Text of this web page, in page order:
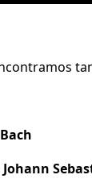
Johann